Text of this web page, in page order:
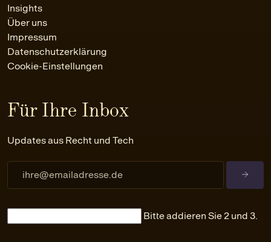
Insights
Über uns
Impressum
Datenschutzerklärung
Cookie-Einstellungen
Für Ihre Inbox
Updates aus Recht und Tech
Bitte addieren Sie 2 und 3.